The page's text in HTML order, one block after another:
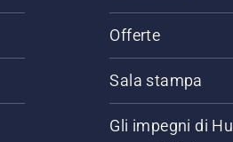
Offerte
Sala stampa
Gli impegni di